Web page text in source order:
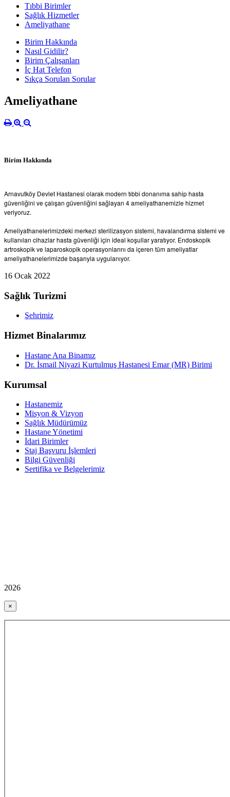
Tıbbi Birimler
Sağlık Hizmetler
Ameliyathane
Birim Hakkında
Nasıl Gidilir?
Birim Çalışanları
İç Hat Telefon
Sıkça Sorulan Sorular
Ameliyathane
Birim Hakkında
Arnavutköy Devlet Hastanesi olarak modern tıbbi donanıma sahip hasta
güvenliğini ve çalışan güvenliğini sağlayan 4 ameliyathanemizle hizmet
veriyoruz.
Ameliyathanelerimizdeki merkezi sterilizasyon sistemi, havalandırma sistemi ve
kullanılan cihazlar hasta güvenliği için ideal koşullar yaratıyor. Endoskopik
artroskopik ve laparoskopik operasyonlarını da içeren tüm ameliyatlar
ameliyathanelerimizde başarıyla uygulanıyor.
16 Ocak 2022
Sağlık Turizmi
Şehrimiz
Hizmet Binalarımız
Hastane Ana Binamız
Dr. İsmail Niyazi Kurtulmuş Hastanesi Emar (MR) Birimi
Kurumsal
Hastanemiz
Misyon & Vizyon
Sağlık Müdürümüz
Hastane Yönetimi
İdari Birimler
Staj Başvuru İşlemleri
Bilgi Güvenliği
Sertifika ve Belgelerimiz
2026
×